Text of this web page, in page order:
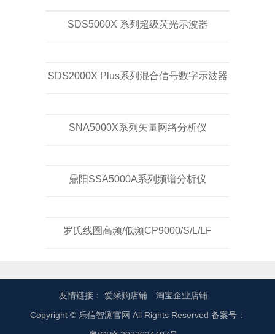
SDS5000X 系列超级荧光示波器
SDS2000X Plus系列混合信号数字示波器
SNA5000X系列矢量网络分析仪
鼎阳SSA5000A系列频谱分析仪
罗氏线圈高频/低频CP9000/S/L/LF
友情链接： 爱采购店铺
淘宝企业店铺
Copyright © 乐信智测官网 All Rights Reserved 备案号：